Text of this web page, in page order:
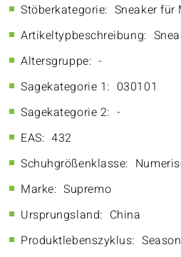
Stöberkategorie: Sneaker für
Artikeltypbeschreibung:
Altersgruppe: -
Sagekategorie 1: 030101
Sagekategorie 2: -
EAS: 432
Schuhgrößenklasse:
Marke: Supremo
Ursprungsland: China
Produktlebenszyklus: